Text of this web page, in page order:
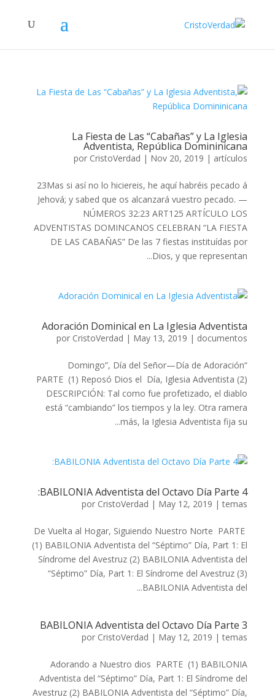
La Fiesta de Las “Cabañas” y La Iglesia
Adventista, República Domininicana
por CristoVerdad | Nov 20, 2019 | artículos
23Mas si así no lo hiciereis, he aquí habréis pecado á
Jehová; y sabed que os alcanzará vuestro pecado. —
NÚMEROS 32:23 ART125 ARTÍCULO LOS
ADVENTISTAS DOMINCANOS CELEBRAN “LA FIESTA
DE LAS CABAÑAS” De las 7 fiestas instituídas por
Dios, y que representan...
Adoración Dominical en La Iglesia Adventista
por CristoVerdad | May 13, 2019 | documentos
“Domingo”, Día del Señor—Día de Adoración
PARTE (1) Reposó Dios el Día, Iglesia Adventista (2)
DESCRIPCIÓN: Tal como fue profetizado, el diablo
está “cambiando” los tiempos y la ley. Otra ramera
más, la Iglesia Adventista fija su...
BABILONIA Adventista del Octavo Día Parte 4:
por CristoVerdad | May 12, 2019 |temas
De Vuelta al Hogar, Siguiendo Nuestro Norte PARTE
(1) BABILONIA Adventista del “Séptimo” Día, Part 1: El
Síndrome del Avestruz (2) BABILONIA Adventista del
“Séptimo” Día, Part 1: El Síndrome del Avestruz (3)
BABILONIA Adventista del...
BABILONIA Adventista del Octavo Día Parte 3
por CristoVerdad | May 12, 2019 |temas
Adorando a Nuestro dios PARTE (1) BABILONIA
Adventista del “Séptimo” Día, Part 1: El Síndrome del
Avestruz (2) BABILONIA Adventista del “Séptimo” Día,